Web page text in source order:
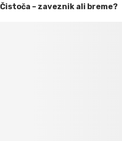
Čistoča – zaveznik ali breme?